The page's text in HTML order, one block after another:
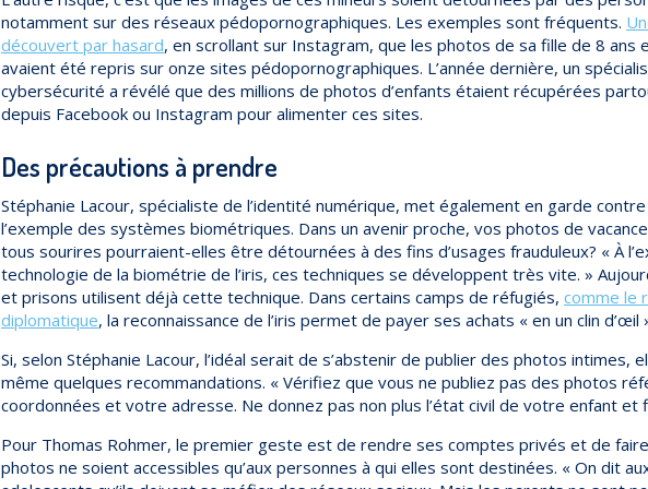
notamment sur des réseaux pédopornographiques. Les exemples sont fréquents.
découvert par hasard, en scrollant sur Instagram, que les photos de sa fille de 8 ans
avaient été repris sur onze sites pédopornographiques. L’année dernière, un
cybersécurité a révélé que des millions de photos d’enfants étaient récupérées
depuis Facebook ou Instagram pour alimenter ces sites.
Des précautions à prendre
Stéphanie Lacour, spécialiste de l’identité numérique, met également en garde
l’exemple des systèmes biométriques. Dans un avenir proche, vos photos de
tous sourires pourraient-elles être détournées à des fins d’usages frauduleux? « À
technologie de la biométrie de l’iris, ces techniques se développent très vite. »
et prisons utilisent déjà cette technique. Dans certains camps de réfugiés, comme le
diplomatique, la reconnaissance de l’iris permet de payer ses achats « en un clin d’œil
Si, selon Stéphanie Lacour, l’idéal serait de s’abstenir de publier des photos intimes,
même quelques recommandations. « Vérifiez que vous ne publiez pas des photos
coordonnées et votre adresse. Ne donnez pas non plus l’état civil de votre enfant et
Pour Thomas Rohmer, le premier geste est de rendre ses comptes privés et de
photos ne soient accessibles qu’aux personnes à qui elles sont destinées. « On dit